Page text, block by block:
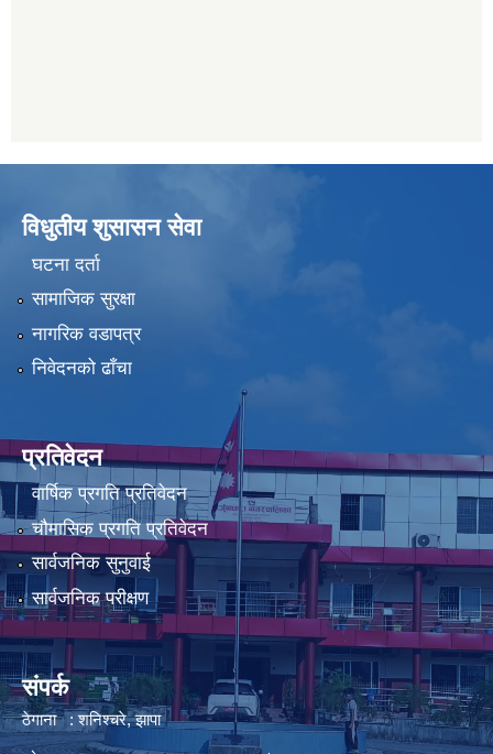
विधुतीय शुसासन सेवा
घटना दर्ता
सामाजिक सुरक्षा
नागरिक वडापत्र
निवेदनको ढाँचा
प्रतिवेदन
वार्षिक प्रगति प्रतिवेदन
चौमासिक प्रगति प्रतिवेदन
सार्वजनिक सुनुवाई
सार्वजनिक परीक्षण
संपर्क
ठेगाना : शनिश्चरे, झापा